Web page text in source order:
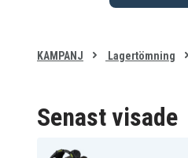
KAMPANJ Lagertömning
Senast visade